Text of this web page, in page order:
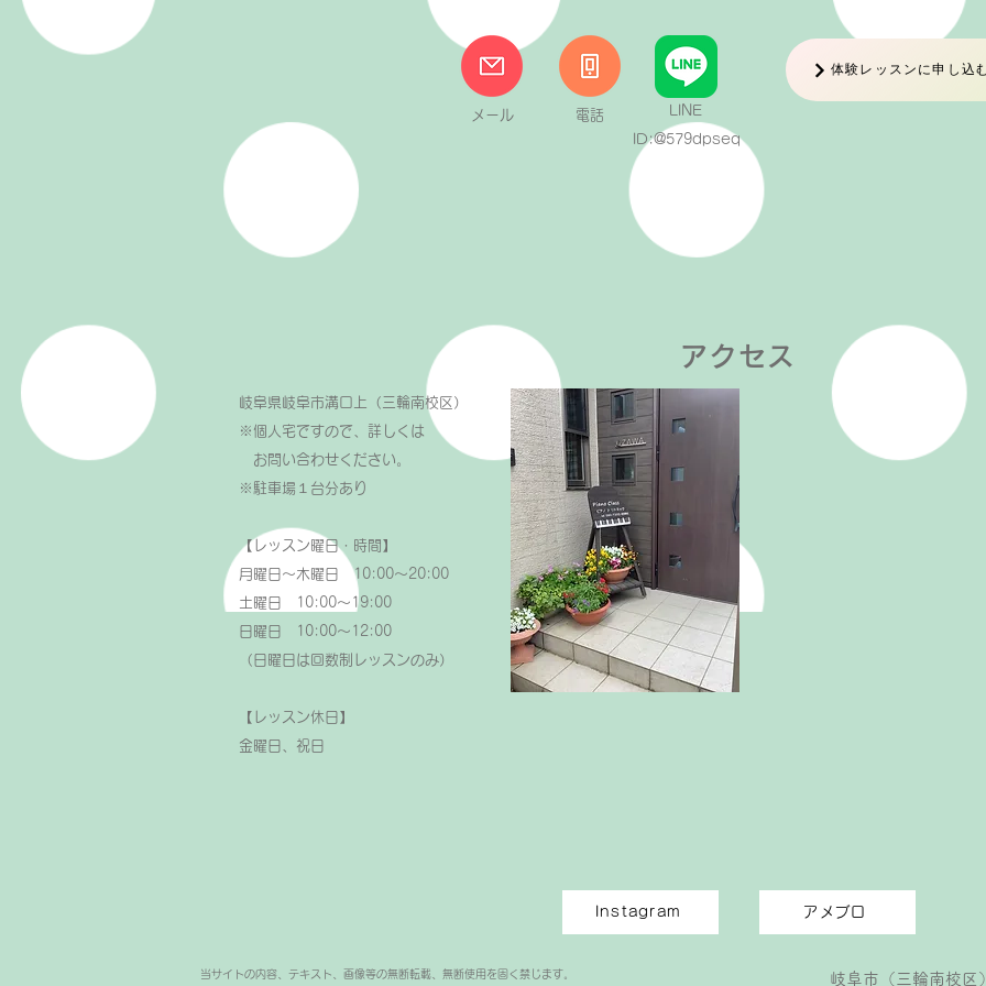
アクセス
岐阜県岐阜市溝口上（三輪南校区）
※個人宅ですので、詳しくは
お問い合わせください。
​※駐車場１台分あり
【レッスン曜日・時間】
月曜日～木曜日 10:00～20:00
土曜日 10:00～19:00
日曜日 10:00～12:00
（日曜日は回数制レッスンのみ）
【レッスン休日】
金曜日、祝日
メール 電話
LINE
ID:@579dpseq
体験レッスンに申し込
Instagram
当サイトの内容、テキスト、画像等の無断転載、無断使用を固く禁じます。
アメブロ
岐阜市（三輪南校区